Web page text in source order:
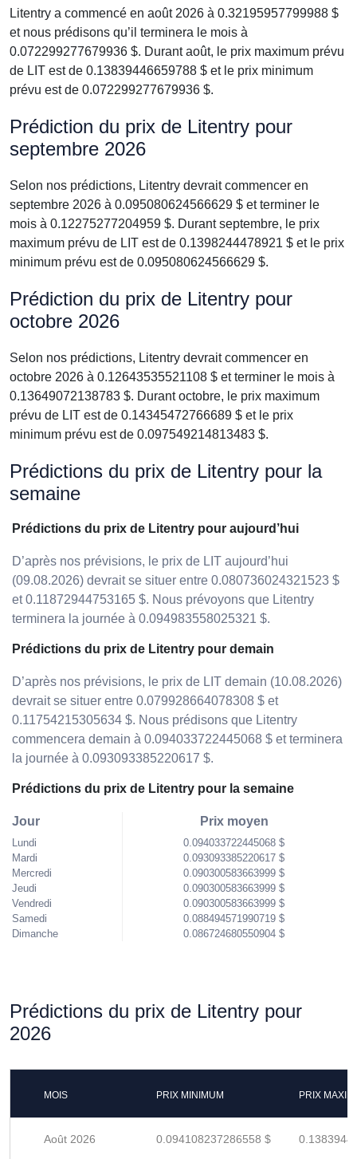
Litentry a commencé en août 2026 à 0.32195957799988 $
et nous prédisons qu’il terminera le mois à
0.072299277679936 $. Durant août, le prix maximum prévu
de LIT est de 0.13839446659788 $ et le prix minimum
prévu est de 0.072299277679936 $.
Prédiction du prix de Litentry pour
septembre 2026
Selon nos prédictions, Litentry devrait commencer en
septembre 2026 à 0.095080624566629 $ et terminer le
mois à 0.12275277204959 $. Durant septembre, le prix
maximum prévu de LIT est de 0.1398244478921 $ et le prix
minimum prévu est de 0.095080624566629 $.
Prédiction du prix de Litentry pour
octobre 2026
Selon nos prédictions, Litentry devrait commencer en
octobre 2026 à 0.12643535521108 $ et terminer le mois à
0.13649072138783 $. Durant octobre, le prix maximum
prévu de LIT est de 0.14345472766689 $ et le prix
minimum prévu est de 0.097549214813483 $.
Prédictions du prix de Litentry pour la
semaine
Prédictions du prix de Litentry pour aujourd’hui
D’après nos prévisions, le prix de LIT aujourd’hui
(09.08.2026) devrait se situer entre 0.080736024321523 $
et 0.11872944753165 $. Nous prévoyons que Litentry
terminera la journée à 0.094983558025321 $.
Prédictions du prix de Litentry pour demain
D’après nos prévisions, le prix de LIT demain (10.08.2026)
devrait se situer entre 0.079928664078308 $ et
0.11754215305634 $. Nous prédisons que Litentry
commencera demain à 0.094033722445068 $ et terminera
la journée à 0.093093385220617 $.
Prédictions du prix de Litentry pour la semaine
Jour
Lundi
Mardi
Mercredi
Jeudi
Vendredi
Samedi
Dimanche
Prix moyen
0.094033722445068 $
0.093093385220617 $
0.090300583663999 $
0.090300583663999 $
0.090300583663999 $
0.088494571990719 $
0.086724680550904 $
Prédictions du prix de Litentry pour
2026
MOIS PRIX MINIMUM PRIX
Août 2026 0.094108237286558 $